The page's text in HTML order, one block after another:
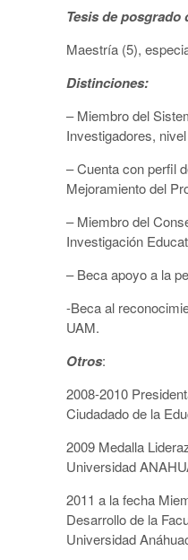
Tesis de posgrado
Maestría (5),
Distinciones:
– Miembro del
Investigadores,
– Cuenta con perfil
Mejoramiento del
– Miembro del
Investigación
– Beca apoyo a la
-Beca al
UAM.
Otros:
2008-2010
Ciudadado de la
2009 Medalla
Universidad
2011 a la fecha
Desarrollo de la
Universidad